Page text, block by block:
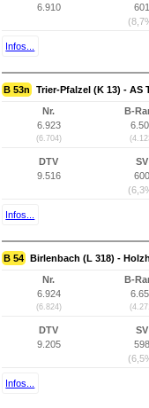
6.910
601
Infos...
B 53n Trier-Pfalzel (K 13) - AS
Nr.
6.923
(6.704)
B-
DTV
9.516
SV
600
Infos...
B 54 Birlenbach (L 318) -
Nr.
6.924
(6.824)
B-
DTV
9.205
SV
598
Infos...